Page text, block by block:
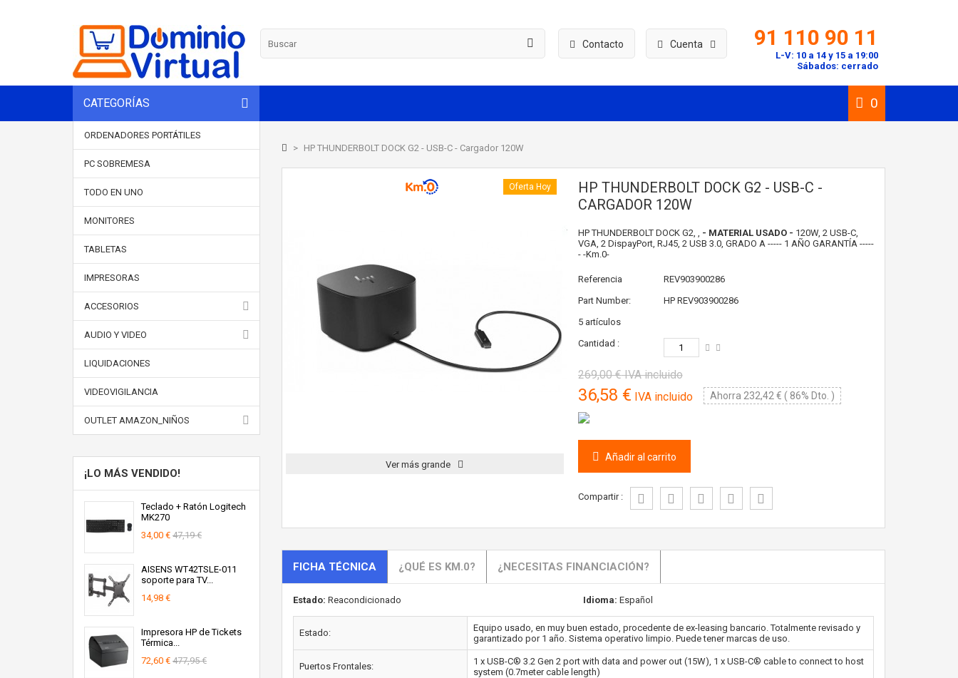
Cuenta
Contacto 91 110 90 11
L-V: 10 a 14 y 15 a 19:00
Sábados: cerrado
CATEGORÍAS 0
ORDENADORES PORTÁTILES
PC SOBREMESA
TODO EN UNO
MONITORES
TABLETAS
IMPRESORAS
ACCESORIOS
AUDIO Y VIDEO
LIQUIDACIONES
VIDEOVIGILANCIA
OUTLET AMAZON_NIÑOS
¡LO MÁS VENDIDO!
Teclado + Ratón Logitech
MK270
34,00 € 47,19 €
AISENS WT42TSLE-011
soporte para TV...
14,98 €
Impresora HP de Tickets
Térmica...
72,60 € 477,95 €
> HP THUNDERBOLT DOCK G2 - USB-C - Cargador 120W
Oferta Hoy
Ver más grande
HP THUNDERBOLT DOCK G2 - USB-C -
CARGADOR 120W
HP THUNDERBOLT DOCK G2, , - MATERIAL USADO - 120W, 2 USB-C,
VGA, 2 DispayPort, RJ45, 2 USB 3.0, GRADO A ----- 1 AÑO GARANTÍA -----
- -Km.0-
Referencia
REV903900286
Part Number:
HP REV903900286
5 artículos
Cantidad :
269,00 €IVA incluido
36,58 € IVA incluido Ahorra 232,42 € ( 86% Dto. )
Añadir al carrito
Compartir :
FICHA TÉCNICA ¿QUÉ ES KM.0? ¿NECESITAS FINANCIACIÓN?
Estado: Reacondicionado Idioma: Español
Estado:
Equipo usado, en muy buen estado, procedente de ex-leasing bancario. Totalmente revisado y
garantizado por 1 año. Sistema operativo limpio. Puede tener marcas de uso.
Puertos Frontales:
1 x USB-C® 3.2 Gen 2 port with data and power out (15W), 1 x USB-C® cable to connect to host
system (0.7meter cable length)